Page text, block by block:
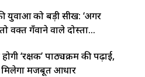
युवाओं को बड़ी सीख: ‘अगर
वक्त गँवाने वाले दोस्तों...
‘रक्षक’ पाठ्यक्रम की पढ़ाई,
मिलेगा मजबूत आधार